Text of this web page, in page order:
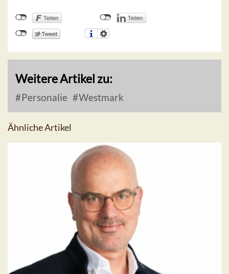
Weitere Artikel zu:
Personalie Westmark
Ähnliche Artikel